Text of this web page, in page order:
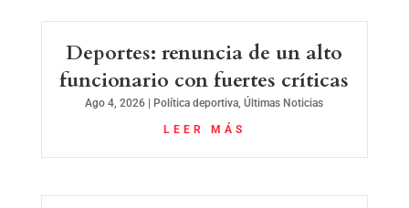
Deportes: renuncia de un alto
funcionario con fuertes críticas
Ago 4, 2026 Política deportiva,Últimas Noticias
LEER MÁS